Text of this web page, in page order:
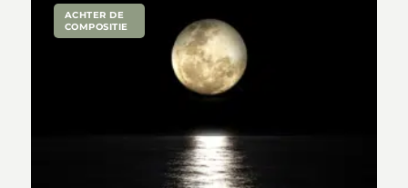
ACHTER DE
COMPOSITIE